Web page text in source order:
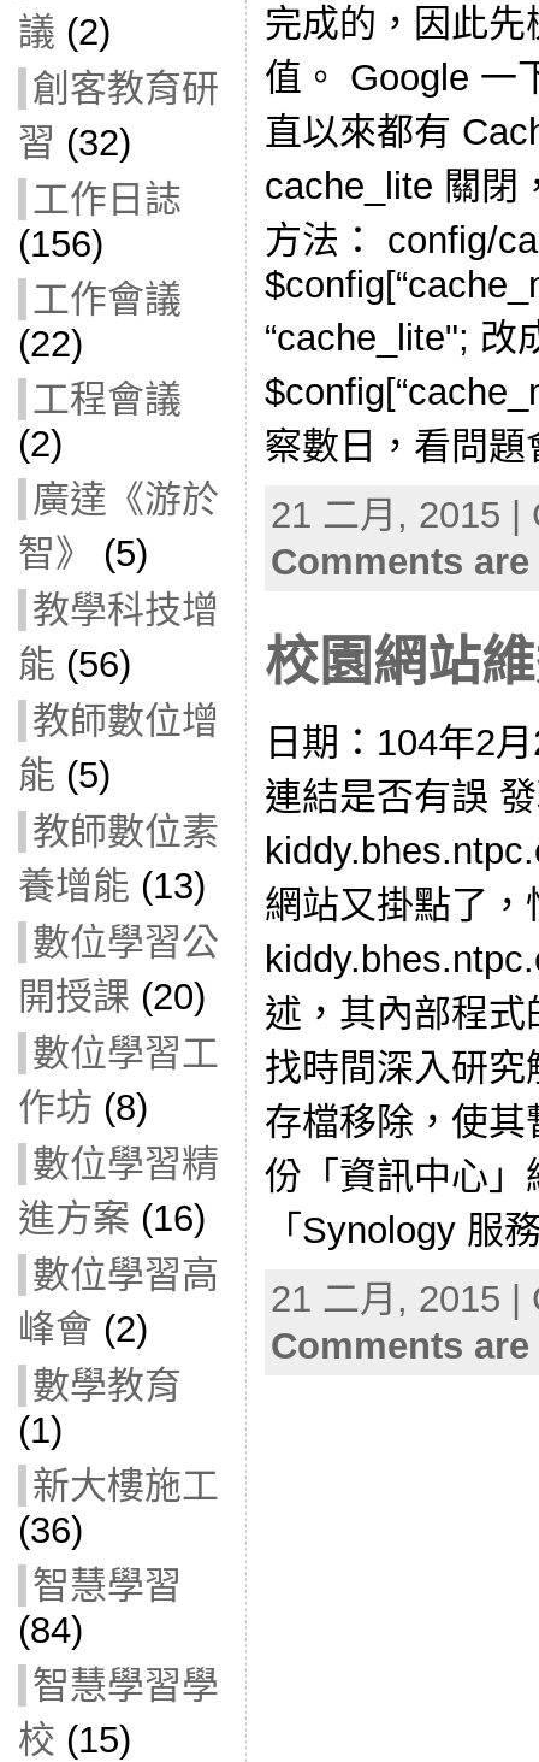
議 (2)
創客教育研
習 (32)
工作日誌
(156)
工作會議
(22)
工程會議
(2)
廣達《游於
智》
(5)
教學科技增
能 (56)
教師數位增
能 (5)
教師數位素
養增能 (13)
數位學習公
開授課 (20)
數位學習工
作坊 (8)
數位學習精
進方案 (16)
數位學習高
峰會 (2)
數學教育
(1)
新大樓施工
(36)
智慧學習
(84)
智慧學習學
校 (15)
完成的，因此
值。 Google 一
直以來都有
cache_lite 關閉
方法： config/
“cache_lite"; 改
察數日，看問
21 二月, 2015
Comments
校園網站
日期：104年2
連結是否有誤
網站又掛點了
述，其內部程
找時間深入研
存檔移除，使
份「資訊中心
「Synology 服
21 二月, 2015
Comments